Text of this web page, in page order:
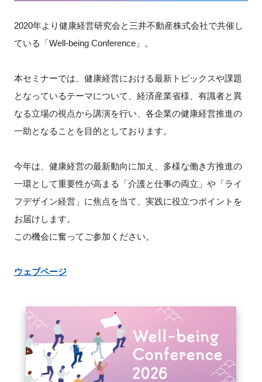
ニュース・掲示板
LINK-Jを知る
特別会員
施設・アクセス
イベントお知らせメール登録
2020年より健康経営研究会と三井不動産株式会社で共催し
ている「Well-being Conference」。
本セミナーでは、健康経営における最新トピックスや課題
となっているテーマについて、経済産業省様、有識者と異
なる立場の視点から講演を行い、各企業の健康経営推進の
一助となることを目的としております。
今年は、健康経営の最新動向に加え、多様な働き方推進の
一環として重要性が高まる「介護と仕事の両立」や「ライ
フデザイン経営」に焦点を当て、実践に役立つポイントを
お届けします。
この機会に奮ってご参加ください。
ウェブページ